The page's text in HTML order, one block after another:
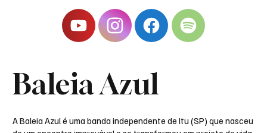
Baleia Azul
A Baleia Azul é uma banda independente de Itu (SP) que nasceu